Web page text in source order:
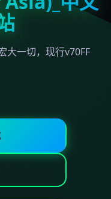
大一切，现行v70FF